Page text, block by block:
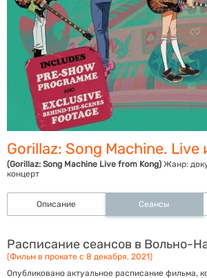
Gorillaz: Song Machine. Live
(Gorillaz: Song Machine Live from Kong) Жанр:
концерт
Описание Сеансы
Расписание сеансов в Вольно-
(Фильм в прокате с 8 декабря, 2021)
Опубликовано актуальное расписание фильма,